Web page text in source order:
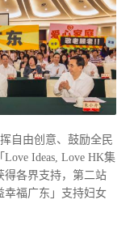
自由创意、鼓励全民
Ideas, Love HK集
得各界支持，第二站
幸福广东」支持妇女